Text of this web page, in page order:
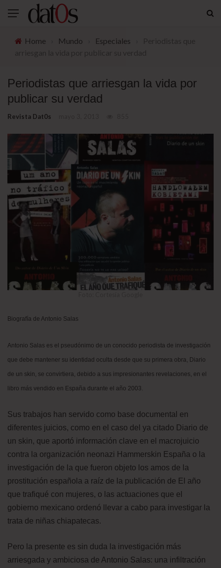
Home Mundo Especiales
Periodistas que arriesgan la vida por
publicar su verdad
Revista Dat0s
Biografía de Antonio Salas
Antonio Salas es el pseudónimo de un conocido periodista de investigación
que debe mantener su identidad oculta desde que su primera obra, Diario
de un skin, se convirtiera, debido a sus impresionantes revelaciones, en el
libro más vendido en España durante el año 2003.
Sus trabajos han servido como base documental en
diferentes juicios, como en el caso del ya citado Diario de
un skin, que aportó información clave en el macrojuicio
contra la organización neonazi Hammerskin España o la
investigación de la que fueron objeto los amos de la
prostitución española a raíz de la publicación de El año
que trafiqué con mujeres, o las actuaciones que el
gobierno mexicano ordenó llevar a cabo para investigar la
trata de niñas chiapatecas.
Pero la presente es sin duda la investigación más
arriesgada y ambiciosa de Antonio Salas: una infiltración